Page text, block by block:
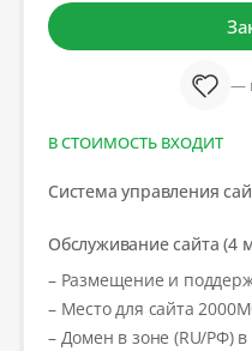
—
В СТОИМОСТЬ ВХОДИТ
Система управления
Обслуживание сайта (4
– Размещение и
– Место для сайта
– Домен в зоне (RU/РФ)